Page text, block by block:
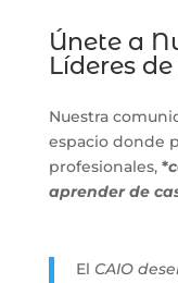
Únete a
Líderes
Nuestra
espacio donde
profesionales, *
aprender de
El CAIO